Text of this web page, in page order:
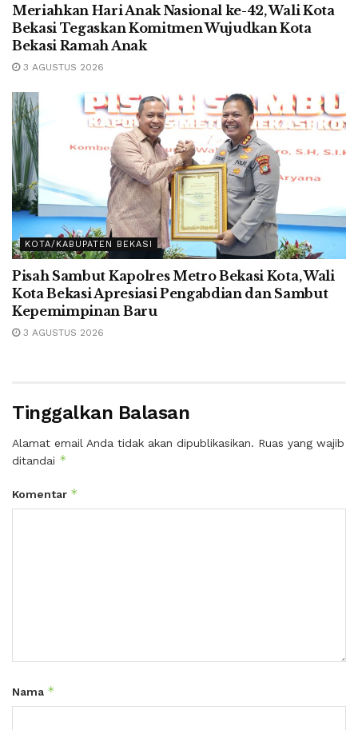
Meriahkan Hari Anak Nasional ke-42, Wali Kota
Bekasi Tegaskan Komitmen Wujudkan Kota
Bekasi Ramah Anak
3 AGUSTUS 2026
KOTA/KABUPATEN BEKASI
Pisah Sambut Kapolres Metro Bekasi Kota, Wali
Kota Bekasi Apresiasi Pengabdian dan Sambut
Kepemimpinan Baru
3 AGUSTUS 2026
Tinggalkan Balasan
Alamat email Anda tidak akan dipublikasikan. Ruas yang wajib
ditandai *
Komentar *
Nama *